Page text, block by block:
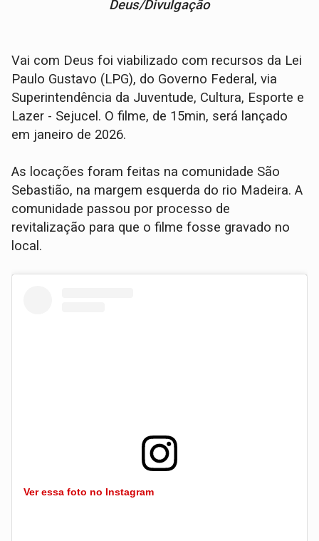
Deus/Divulgação
Vai com Deus foi viabilizado com recursos da Lei
Paulo Gustavo (LPG), do Governo Federal, via
Superintendência da Juventude, Cultura, Esporte e
Lazer - Sejucel. O filme, de 15min, será lançado
em janeiro de 2026.
As locações foram feitas na comunidade São
Sebastião, na margem esquerda do rio Madeira. A
comunidade passou por processo de
revitalização para que o filme fosse gravado no
local.
Ver essa foto no Instagram